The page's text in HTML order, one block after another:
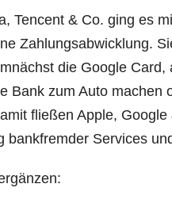
Ten­cent & Co. ging es
Zah­lungs­ab­wick­lung.
die Goog­le
Bank zum Auto
flie­ßen Apple,
bank­frem­der Ser­vices